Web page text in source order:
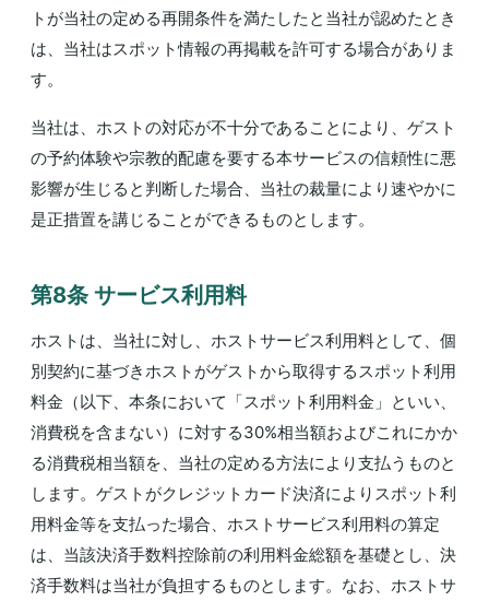
トが当社の定める再開条件を満たしたと当社が認めたとき
は、当社はスポット情報の再掲載を許可する場合がありま
す。
当社は、ホストの対応が不十分であることにより、ゲスト
の予約体験や宗教的配慮を要する本サービスの信頼性に悪
影響が生じると判断した場合、当社の裁量により速やかに
是正措置を講じることができるものとします。
第8条 サービス利⽤料
ホストは、当社に対し、ホストサービス利用料として、個
別契約に基づきホストがゲストから取得するスポット利用
料金（以下、本条において「スポット利用料金」といい、
消費税を含まない）に対する30%相当額およびこれにかか
る消費税相当額を、当社の定める方法により支払うものと
します。ゲストがクレジットカード決済によりスポット利
用料金等を支払った場合、ホストサービス利用料の算定
は、当該決済手数料控除前の利用料金総額を基礎とし、決
済手数料は当社が負担するものとします。なお、ホストサ